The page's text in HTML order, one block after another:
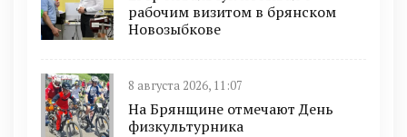
рабочим визитом в брянском
Новозыбкове
8 августа 2026, 11:07
На Брянщине отмечают День
физкультурника